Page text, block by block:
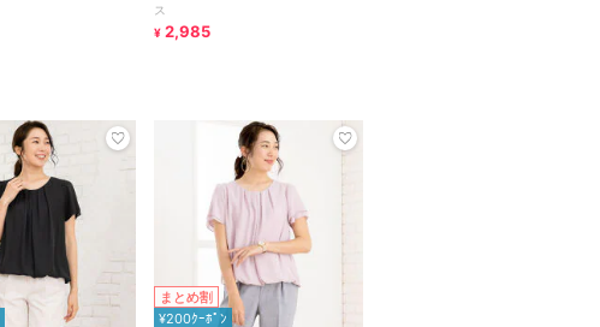
ス
¥ 2,985
まとめ割
¥200ｸｰﾎﾟﾝ